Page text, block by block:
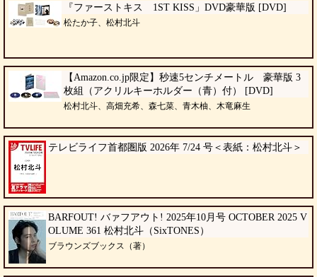
『ファーストキス 1ST KISS」DVD豪華版 [DVD]
松たか子、松村北斗
【Amazon.co.jp限定】秒速5センチメートル 豪華版 3
枚組（アクリルキーホルダー（青）付） [DVD]
松村北斗、高畑充希、森七菜、青木柚、木竜麻生
テレビライフ首都圏版 2026年 7/24 号＜表紙：松村北斗＞
BARFOUT! バァフアウト! 2025年10月号 OCTOBER 2025 V
OLUME 361 松村北斗（SixTONES）
ブラウンズブックス（著）